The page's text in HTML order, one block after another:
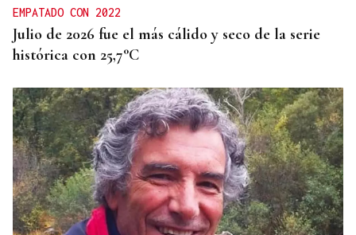
EMPATADO CON 2022
Julio de 2026 fue el más cálido y seco de la serie
histórica con 25,7°C